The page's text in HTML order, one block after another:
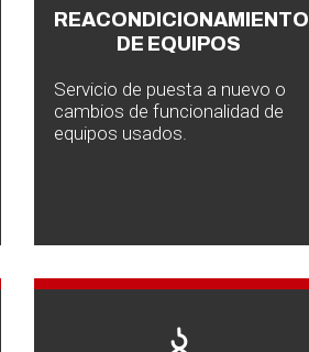
REACONDICIONAMIENTO
DE EQUIPOS
Servicio de puesta a nuevo o
cambios de funcionalidad de
equipos usados.